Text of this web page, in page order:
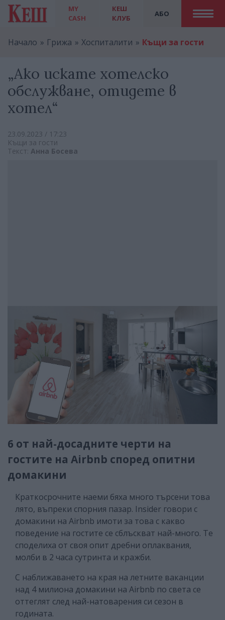
MY
CASH
АБО
КЕШ
КЛУБ
Начало Грижа Хоспиталити Къщи за гости
„Ако искате хотелско
обслужване, отидете в
хотел“
23.09.2023 / 17:23
Къщи за гости
Текст: Анна Босева
6 от най-досадните черти на
гостите на Airbnb според опитни
домакини
Краткосрочните наеми бяха много търсени това
лято, въпреки спорния пазар. Insider говори с
домакини на Airbnb имоти за това с какво
поведение на гостите се сблъскват най-много. Те
споделиха от своя опит дребни оплаквания,
молби в 2 часа сутринта и кражби.
С наближаването на края на летните ваканции
над 4 милиона домакини на Airbnb по света се
оттеглят след най-натоварения си сезон в
годината.